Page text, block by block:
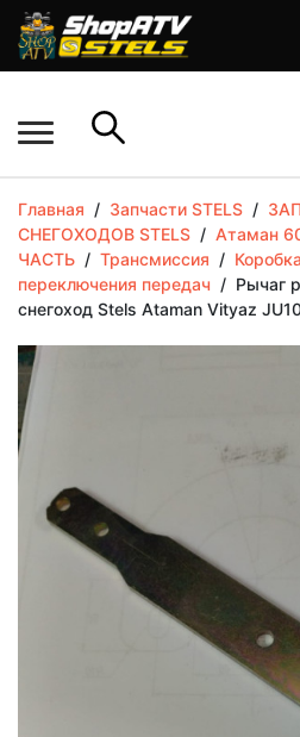
Главная / Запчасти STELS /
СНЕГОХОДОВ STELS / Атаман
ЧАСТЬ / Трансмиссия /
переключения передач / Рычаг
снегоход Stels Ataman Vityaz